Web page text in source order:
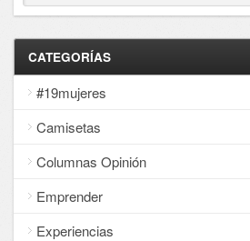
CATEGORÍAS
#19mujeres
Camisetas
Columnas Opinión
Emprender
Experiencias